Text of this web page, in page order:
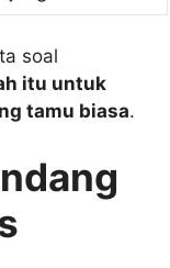
soal
itu untuk
tamu biasa.